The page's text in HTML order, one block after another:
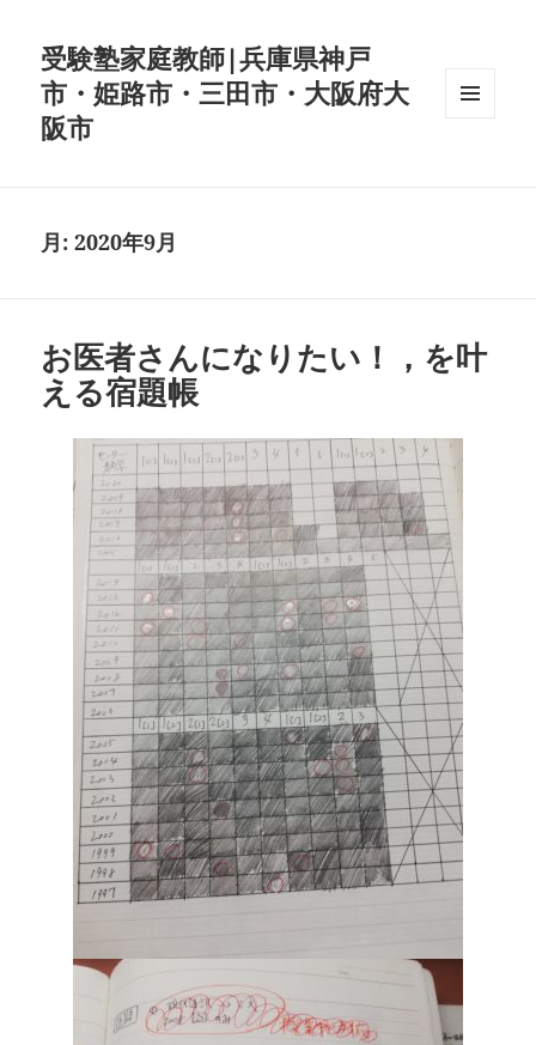
受験塾家庭教師|兵庫県神戸
市・姫路市・三田市・大阪府大
阪市
月:2020年9月
お医者さんになりたい！，を叶
える宿題帳